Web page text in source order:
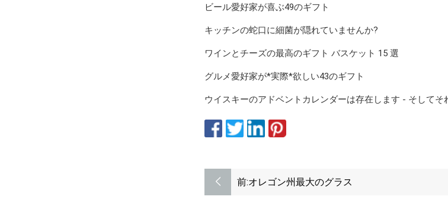
ビール愛好家が喜ぶ49のギフト
キッチンの蛇口に細菌が隠れていませんか?
ワインとチーズの最高のギフト バスケット 15 選
グルメ愛好家が*実際*欲しい43のギフト
ウイスキーのアドベントカレンダーは存在します - そしてそ
前:オレゴン州最大のグラス